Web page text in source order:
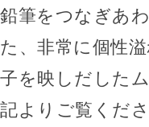
鉛筆をつなぎあ
た、非常に個性
子を映しだした
記よりご覧くださ